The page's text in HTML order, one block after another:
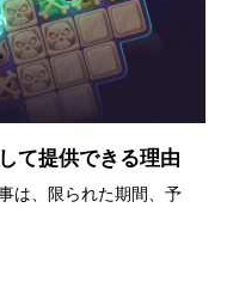
て提供できる理由
は、限られた期間、予